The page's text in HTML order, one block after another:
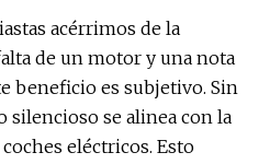
acérrimos de la
de un motor y una nota
beneficio es subjetivo. Sin
se alinea con la
eléctricos. Esto